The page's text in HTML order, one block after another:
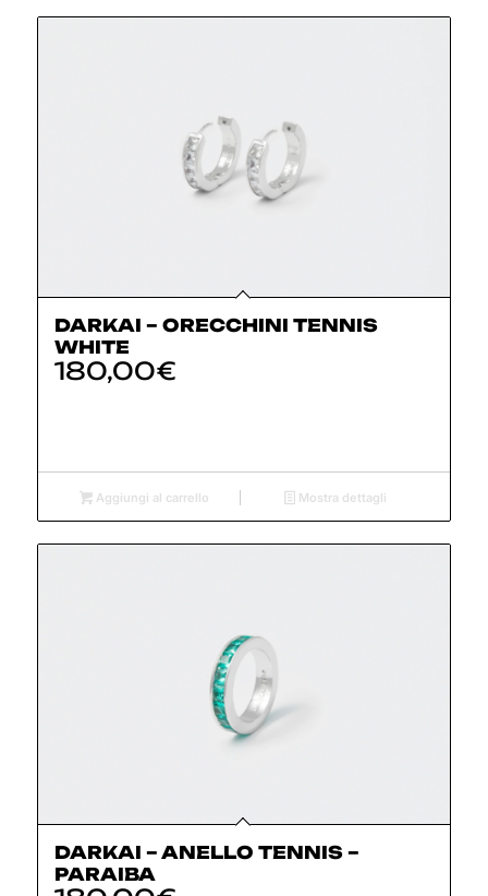
DARKAI – ORECCHINI TENNIS
WHITE
180,00€
Aggiungi al carrello Mostra dettagli
DARKAI – ANELLO TENNIS –
PARAIBA